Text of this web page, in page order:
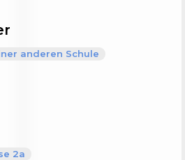
anderen Schule
2a